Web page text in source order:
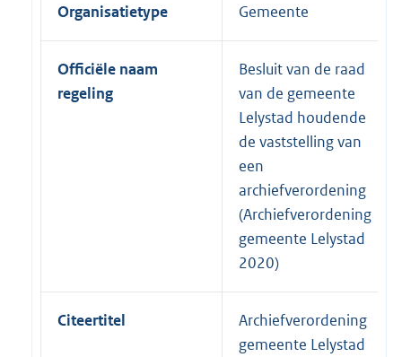
Organisatietype Gemeente
Officiële naam
regeling
Besluit van de raad
van de gemeente
Lelystad houdende
de vaststelling van
een
archiefverordening
(Archiefverordening
gemeente Lelystad
2020)
Citeertitel
Archiefverordening
gemeente Lelystad